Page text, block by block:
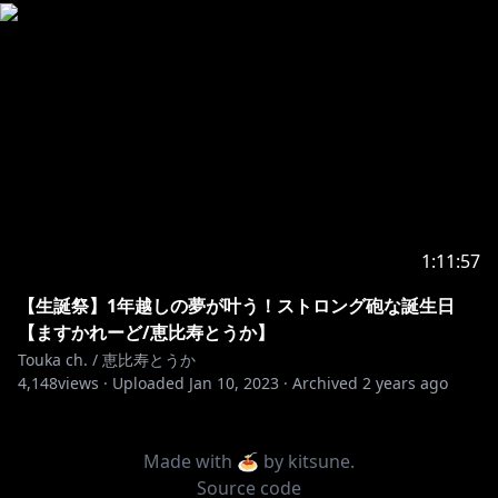
1:11:57
【生誕祭】1年越しの夢が叶う！ストロング砲な誕生日
【ますかれーど/恵比寿とうか】
Touka ch. / 恵比寿とうか
4,148views · Uploaded Jan 10, 2023 · Archived 2 years ago
Made with 🍝 by kitsune.
Source code